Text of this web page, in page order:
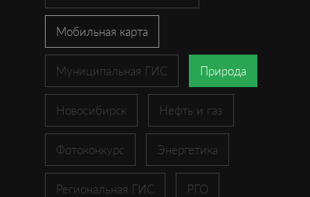
Мобильная карта
Муниципальная ГИС Природа
Новосибирск Нефть и газ
Фотоконкурс Энергетика
Региональная ГИС РГО